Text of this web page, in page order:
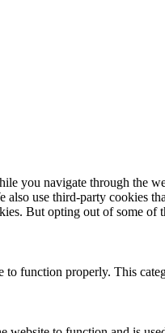
you navigate through the
use third-party cookies
But opting out of some
to function properly. This